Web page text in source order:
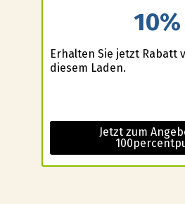
10%
Erhalten Sie jetzt Rabatt
diesem Laden.
Jetzt zum